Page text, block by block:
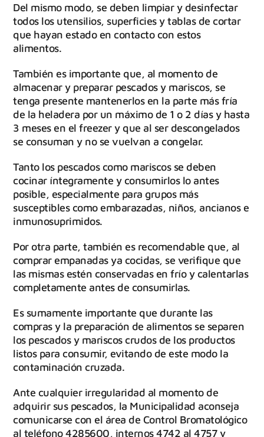
Del mismo modo, se deben limpiar y desinfectar
todos los utensilios, superficies y tablas de cortar
que hayan estado en contacto con estos
alimentos.
También es importante que, al momento de
almacenar y preparar pescados y mariscos, se
tenga presente mantenerlos en la parte más fría
de la heladera por un máximo de 1 o 2 días y hasta
3 meses en el freezer y que al ser descongelados
se consuman y no se vuelvan a congelar.
Tanto los pescados como mariscos se deben
cocinar íntegramente y consumirlos lo antes
posible, especialmente para grupos más
susceptibles como embarazadas, niños, ancianos e
inmunosuprimidos.
Por otra parte, también es recomendable que, al
comprar empanadas ya cocidas, se verifique que
las mismas estén conservadas en frío y calentarlas
completamente antes de consumirlas.
Es sumamente importante que durante las
compras y la preparación de alimentos se separen
los pescados y mariscos crudos de los productos
listos para consumir, evitando de este modo la
contaminación cruzada.
Ante cualquier irregularidad al momento de
adquirir sus pescados, la Municipalidad aconseja
comunicarse con el área de Control Bromatológico
al teléfono 4285600, internos 4742 al 4757 y